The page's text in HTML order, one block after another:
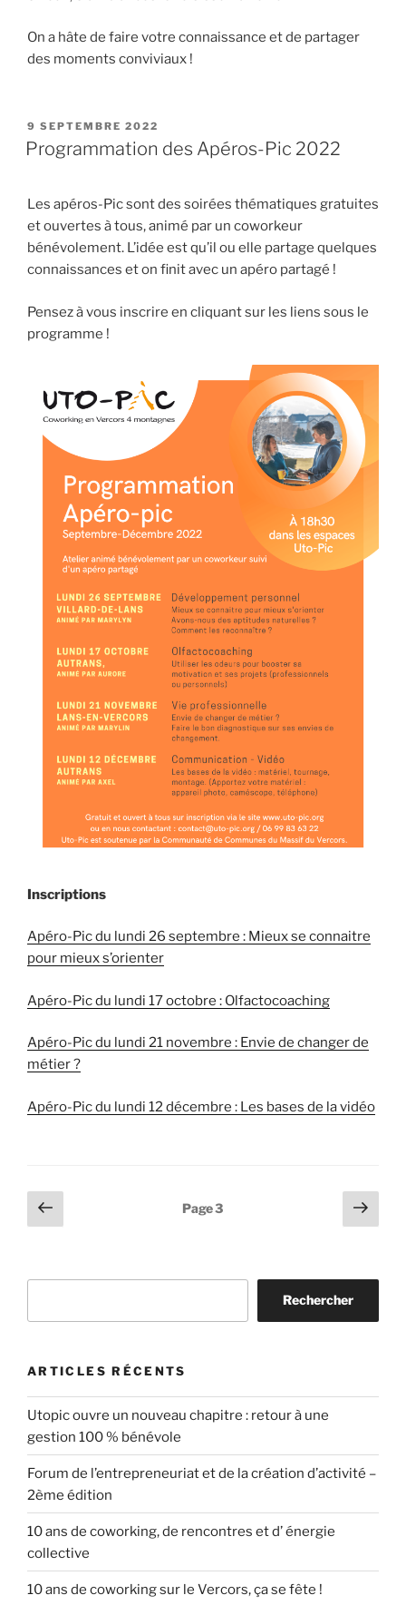
On a hâte de faire votre connaissance et de partager
des moments conviviaux !
PUBLIÉ
LE
9 SEPTEMBRE 2022
Programmation des Apéros-Pic 2022
Les apéros-Pic sont des soirées thématiques gratuites
et ouvertes à tous, animé par un coworkeur
bénévolement. L’idée est qu’il ou elle partage quelques
connaissances et on finit avec un apéro partagé !
Pensez à vous inscrire en cliquant sur les liens sous le
programme !
Inscriptions
Apéro-Pic du lundi 26 septembre : Mieux se connaitre
pour mieux s’orienter
Apéro-Pic du lundi 17 octobre : Olfactocoaching
Apéro-Pic du lundi 21 novembre : Envie de changer de
métier ?
Apéro-Pic du lundi 12 décembre : Les bases de la vidéo
Pagination
des
Page
précédente
Page3
Page
Rechercher
ARTICLES RÉCENTS
Utopic ouvre un nouveau chapitre : retour à une
gestion 100 % bénévole
Forum de l’entrepreneuriat et de la création d’activité –
2ème édition
10 ans de coworking, de rencontres et d’ énergie
collective
10 ans de coworking sur le Vercors, ça se fête !